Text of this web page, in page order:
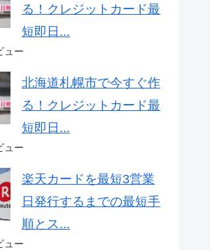
る！クレジットカード最
短即日...
ュー
北海道札幌市で今すぐ作
る！クレジットカード最
短即日...
ュー
楽天カードを最短3営業
日発行するまでの最短手
順とス...
ュー